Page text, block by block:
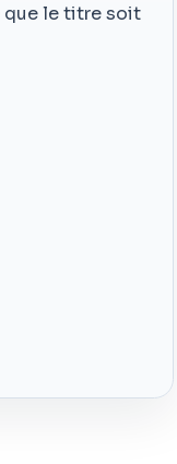
que le titre soit